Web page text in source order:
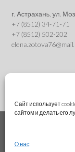
Сайт использует
сайтом и делать его
О нас
г. Астрахань, ул.
+7 (8512) 34-71-71
+7 (8512) 502-202